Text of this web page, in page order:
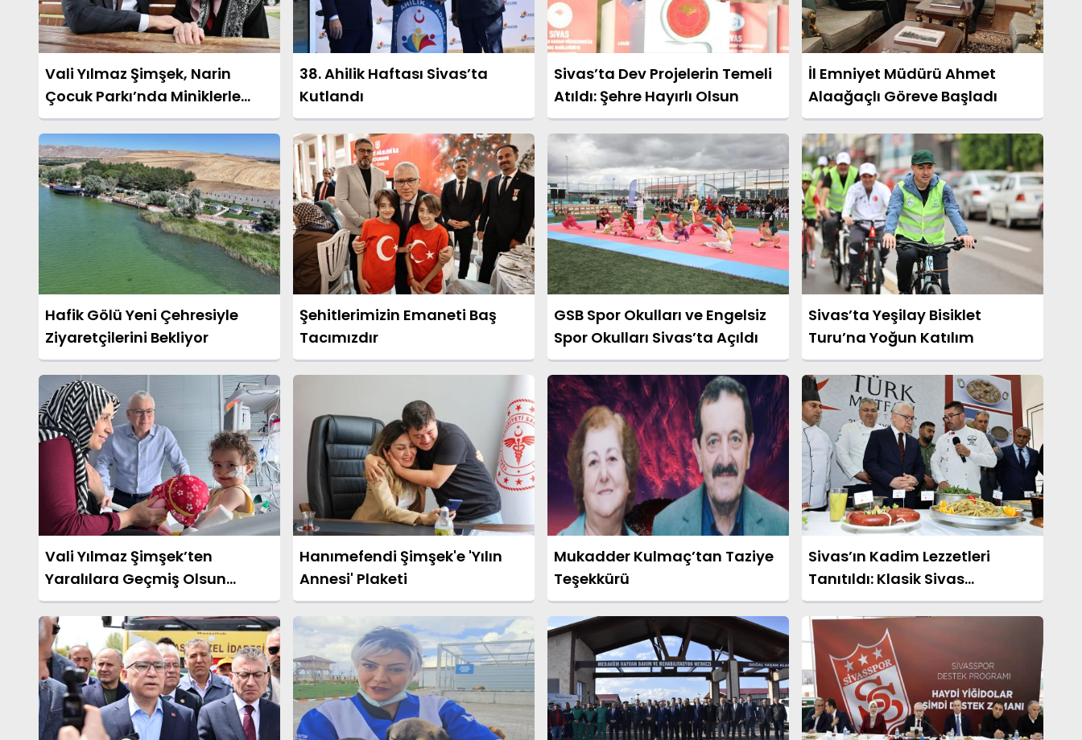
Vali Yılmaz Şimşek, Narin
Çocuk Parkı’nda Miniklerle
Buluştu
38. Ahilik Haftası Sivas’ta
Kutlandı
Sivas’ta Dev Projelerin Temeli
Atıldı: Şehre Hayırlı Olsun
İl Emniyet Müdürü Ahmet
Alaağaçlı Göreve Başladı
Hafik Gölü Yeni Çehresiyle
Ziyaretçilerini Bekliyor
Şehitlerimizin Emaneti Baş
Tacımızdır
GSB Spor Okulları ve Engelsiz
Spor Okulları Sivas’ta Açıldı
Sivas’ta Yeşilay Bisiklet
Turu’na Yoğun Katılım
Vali Yılmaz Şimşek’ten
Yaralılara Geçmiş Olsun
Ziyareti
Hanımefendi Şimşek'e 'Yılın
Annesi' Plaketi
Mukadder Kulmaç’tan Taziye
Teşekkürü
Sivas’ın Kadim Lezzetleri
Tanıtıldı: Klasik Sivas
Mutfağına Yoğun İlgi